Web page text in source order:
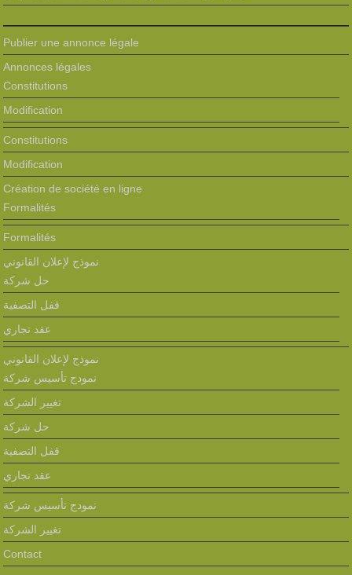
Publier une annonce légale
Annonces légales
Constitutions
Modification
Constitutions
Modification
Création de société en ligne
Formalités
Formalités
نموذج لإعلان القانوني
حل شركة
قفل التصفية
عقد تجاري
نموذج لإعلان القانوني
نمودج تأسيس شركة
تغيير الشركة
حل شركة
قفل التصفية
عقد تجاري
نمودج تأسيس شركة
تغيير الشركة
Contact